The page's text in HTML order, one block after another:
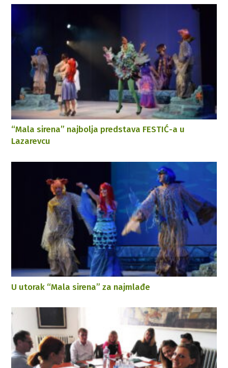
“Mala sirena” najbolja predstava FESTIĆ-a u
Lazarevcu
U utorak “Mala sirena” za najmlađe